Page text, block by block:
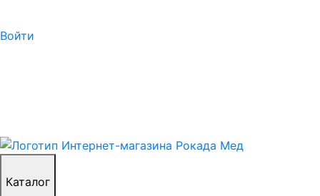
Войти
Каталог